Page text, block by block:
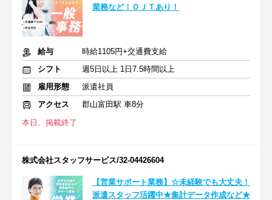
業務など！ＯＪＴあり！
給与
時給1105円+交通費支給
シフト
週5日以上 1日7.5時間以上
雇用形態
派遣社員
アクセス
郡山富田駅 車8分
本日、掲載終了
株式会社スタッフサービス/32-04426604
【営業サポート業務】☆未経験でも大丈夫！
派遣スタッフ活躍中★集計データ作成など★